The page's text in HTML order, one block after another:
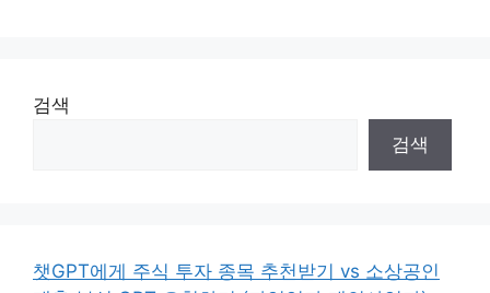
검색
검색
챗GPT에게 주식 투자 종목 추천받기 vs 소상공인